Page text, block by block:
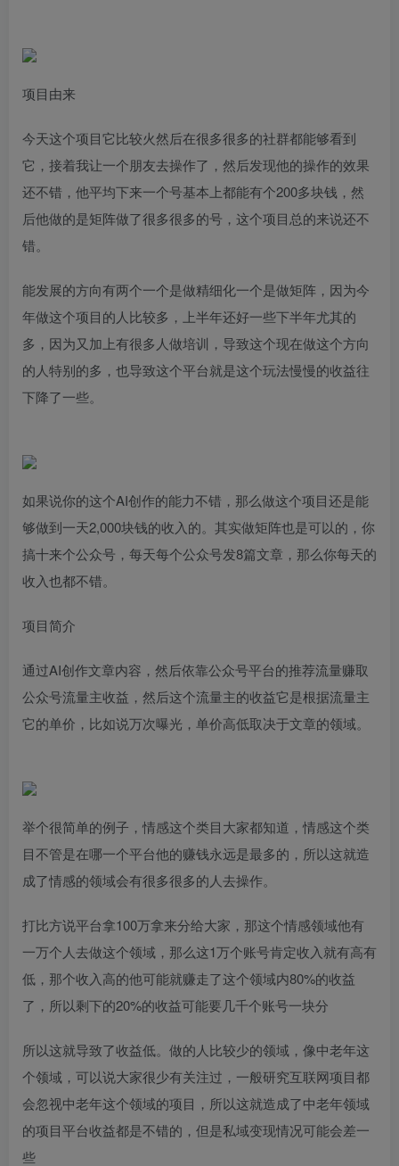
项目由来
今天这个项目它比较火然后在很多很多的社群都能够看到
它，接着我让一个朋友去操作了，然后发现他的操作的效果
还不错，他平均下来一个号基本上都能有个200多块钱，然
后他做的是矩阵做了很多很多的号，这个项目总的来说还不
错。
能发展的方向有两个一个是做精细化一个是做矩阵，因为今
年做这个项目的人比较多，上半年还好一些下半年尤其的
多，因为又加上有很多人做培训，导致这个现在做这个方向
的人特别的多，也导致这个平台就是这个玩法慢慢的收益往
下降了一些。
如果说你的这个AI创作的能力不错，那么做这个项目还是能
够做到一天2,000块钱的收入的。其实做矩阵也是可以的，你
搞十来个公众号，每天每个公众号发8篇文章，那么你每天的
收入也都不错。
项目简介
通过AI创作文章内容，然后依靠公众号平台的推荐流量赚取
公众号流量主收益，然后这个流量主的收益它是根据流量主
它的单价，比如说万次曝光，单价高低取决于文章的领域。
举个很简单的例子，情感这个类目大家都知道，情感这个类
目不管是在哪一个平台他的赚钱永远是最多的，所以这就造
成了情感的领域会有很多很多的人去操作。
打比方说平台拿100万拿来分给大家，那这个情感领域他有
一万个人去做这个领域，那么这1万个账号肯定收入就有高有
低，那个收入高的他可能就赚走了这个领域内80%的收益
了，所以剩下的20%的收益可能要几千个账号一块分
所以这就导致了收益低。做的人比较少的领域，像中老年这
个领域，可以说大家很少有关注过，一般研究互联网项目都
会忽视中老年这个领域的项目，所以这就造成了中老年领域
的项目平台收益都是不错的，但是私域变现情况可能会差一
些